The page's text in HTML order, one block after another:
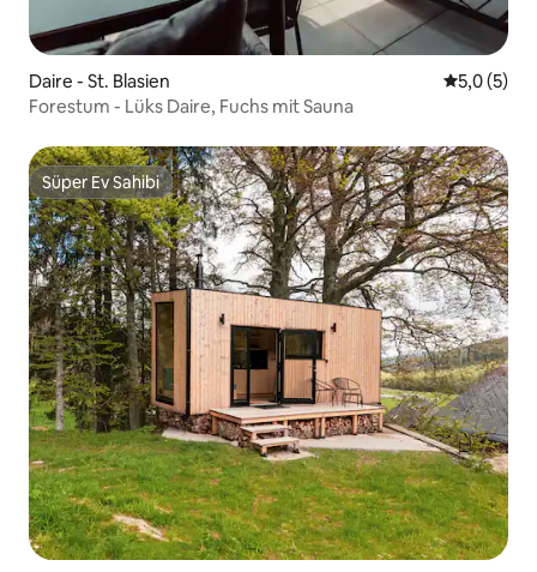
Daire - St. Blasien 55,0 (5)
Forestum - Lüks Daire, Fuchs mit Sauna
Süper Ev Sahibi
Süper Ev Sahibi